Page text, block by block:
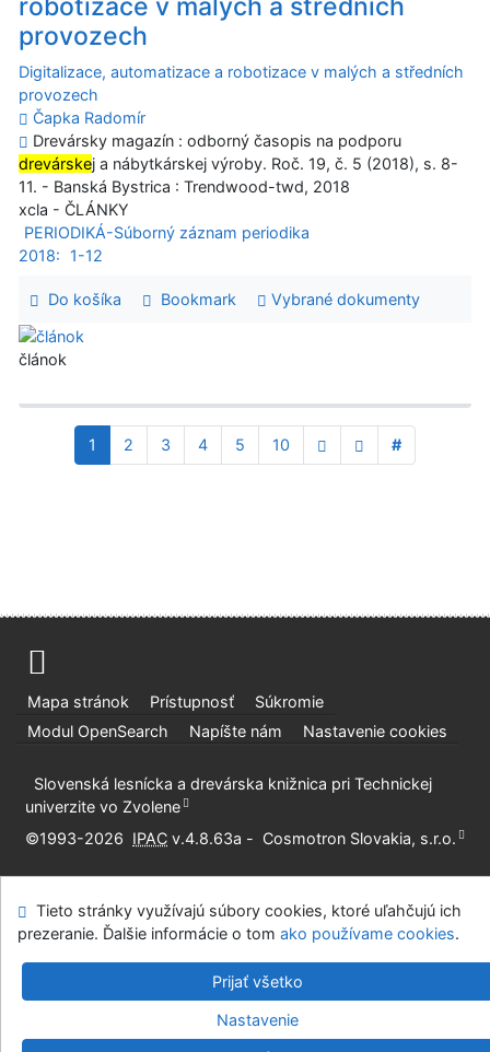
robotizace v malých a středních
provozech
Digitalizace, automatizace a robotizace v malých a středních
provozech
Čapka Radomír
Drevársky magazín : odborný časopis na podporu
drevárskej a nábytkárskej výroby. Roč. 19, č. 5 (2018), s. 8-
11. - Banská Bystrica : Trendwood-twd, 2018
xcla - ČLÁNKY
PERIODIKÁ-Súborný záznam periodika
2018:
1-12
Do košíka Bookmark Vybrané dokumenty
článok
1 2 3 4 5 10 #
Mapa stránok Prístupnosť
Súkromie
Modul OpenSearch
Napíšte nám Nastavenie cookies
Slovenská lesnícka a drevárska knižnica pri Technickej
univerzite vo Zvolene
©1993-2026 IPAC v.4.8.63a - Cosmotron Slovakia, s.r.o.
Tieto stránky využívajú súbory cookies, ktoré uľahčujú ich
prezeranie. Ďalšie informácie o tom ako používame cookies.
Prijať všetko
Nastavenie